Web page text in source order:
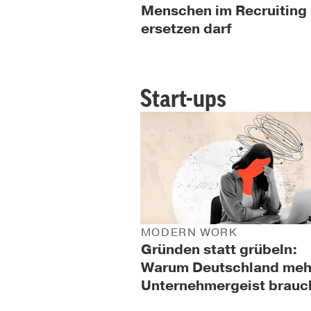
Menschen im
ersetzen darf
Start-ups
Gründen statt grübeln:
Warum Deutschland
Unternehmergeist
MODERN WORK